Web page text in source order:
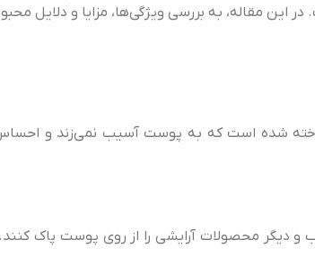
در این مقاله، به بررسی ویژگی‌ها، مزایا و
شده است که به پوست آسیب نمی‌زند و احساس
و دیگر محصولات آرایشی را از روی پوست پاک